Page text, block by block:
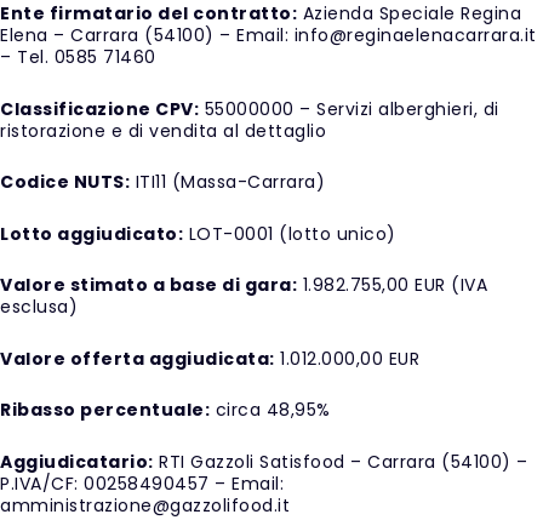
Ente firmatario del contratto: Azienda Speciale Regina
Elena – Carrara (54100) – Email: info@reginaelenacarrara.it
– Tel. 0585 71460
Classificazione CPV: 55000000 – Servizi alberghieri, di
ristorazione e di vendita al dettaglio
Codice NUTS: ITI11 (Massa-Carrara)
Lotto aggiudicato: LOT-0001 (lotto unico)
Valore stimato a base di gara: 1.982.755,00 EUR (IVA
esclusa)
Valore offerta aggiudicata: 1.012.000,00 EUR
Ribasso percentuale: circa 48,95%
Aggiudicatario: RTI Gazzoli Satisfood – Carrara (54100) –
P.IVA/CF: 00258490457 – Email:
amministrazione@gazzolifood.it